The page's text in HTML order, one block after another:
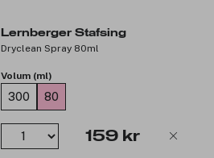
Lernberger Stafsing
Dryclean Spray 80ml
Volum (ml)
300 80
159 kr